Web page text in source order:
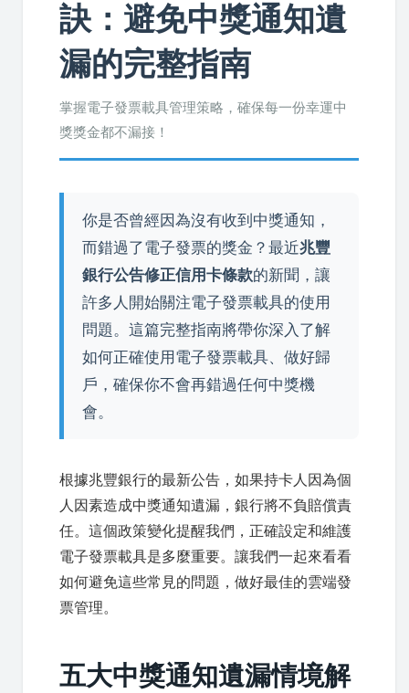
訣：避免中獎通知遺
漏的完整指南
掌握電子發票載具管理策略，確保每一份幸運中
獎獎金都不漏接！
你是否曾經因為沒有收到中獎通知，
而錯過了電子發票的獎金？最近兆豐
銀行公告修正信用卡條款的新聞，讓
許多人開始關注電子發票載具的使用
問題。這篇完整指南將帶你深入了解
如何正確使用電子發票載具、做好歸
戶，確保你不會再錯過任何中獎機
會。
根據兆豐銀行的最新公告，如果持卡人因為個
人因素造成中獎通知遺漏，銀行將不負賠償責
任。這個政策變化提醒我們，正確設定和維護
電子發票載具是多麼重要。讓我們一起來看看
如何避免這些常見的問題，做好最佳的雲端發
票管理。
五大中獎通知遺漏情境解